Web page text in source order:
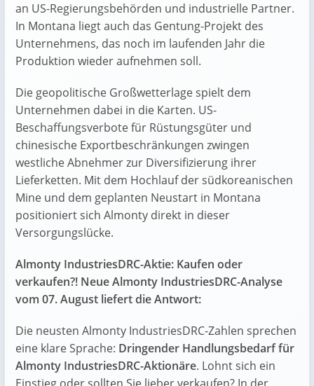
an US-Regierungsbehörden und industrielle Partner.
In Montana liegt auch das Gentung-Projekt des
Unternehmens, das noch im laufenden Jahr die
Produktion wieder aufnehmen soll.
Die geopolitische Großwetterlage spielt dem
Unternehmen dabei in die Karten. US-
Beschaffungsverbote für Rüstungsgüter und
chinesische Exportbeschränkungen zwingen
westliche Abnehmer zur Diversifizierung ihrer
Lieferketten. Mit dem Hochlauf der südkoreanischen
Mine und dem geplanten Neustart in Montana
positioniert sich Almonty direkt in dieser
Versorgungslücke.
Almonty IndustriesDRC-Aktie: Kaufen oder
verkaufen?! Neue Almonty IndustriesDRC-Analyse
vom 07. August liefert die Antwort:
Die neusten Almonty IndustriesDRC-Zahlen sprechen
eine klare Sprache: Dringender Handlungsbedarf für
Almonty IndustriesDRC-Aktionäre. Lohnt sich ein